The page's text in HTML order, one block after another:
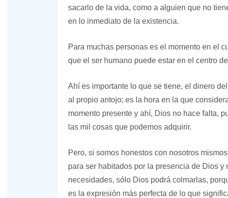
sacarlo de la vida, como a alguien que no
en lo inmediato de la existencia.
Para muchas personas es el momento en el
que el ser humano puede estar en el centro
Ahí es importante lo que se tiene, el dinero
al propio antojo; es la hora en la que
momento presente y ahí, Dios no hace falta,
las mil cosas que podemos adquirir.
Pero, si somos honestos con nosotros
para ser habitados por la presencia de Dios
necesidades, sólo Dios podrá colmarlas,
es la expresión más perfecta de lo que